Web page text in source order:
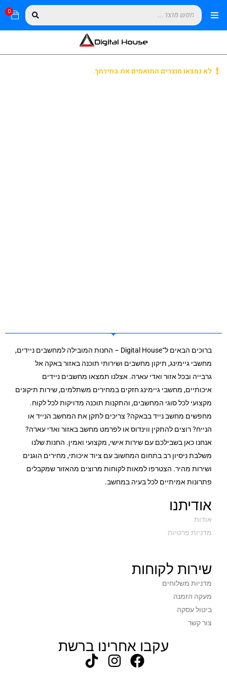
0
לא נמצאו מוצרים התואמים את בחירתך.
ברוכים הבאים ל־Digital House – החנות המובילה למחשבים ניידים,
מחשבי גיימינג, תיקון מחשבים ושירותי תוכנה באזור באקה אל
גרבייה ובכל אזור ואדי עארה. אצלנו תמצאו מחשבים ניידים
איכותיים, מחשבי גיימינג חזקים במחירים משתלמים, שירות תיקונים
מקצועי לכל סוגי המחשבים, והתקנות תוכנה מדויקות לכל לקוח.
מחפשים מחשב נייד בבאקה? צריכים לתקן את המחשב הנייד או
הנייח? רוצים להתקין ווינדוס או לפרמט מחשב באזור ואדי עארה?
אנחנו כאן בשבילכם עם שירות אישי, מקצועי ואמין. החנות שלנו
משלבת ניסיון רב בתחום המחשוב עם ציוד איכותי, מחירים הוגנים
ושירות מהיר. הצטרפו למאות לקוחות מרוצים מהאזור שמקבלים
פתרונות אמיתיים לכל בעיה במחשב.
אודיתנו
אודות
מדניות פרטיות
שירות לקוחות
מדניות משלוחים
מעקה הזמנה
ביטול עסקה
צור קשר
עקבו אחרינו ברשת